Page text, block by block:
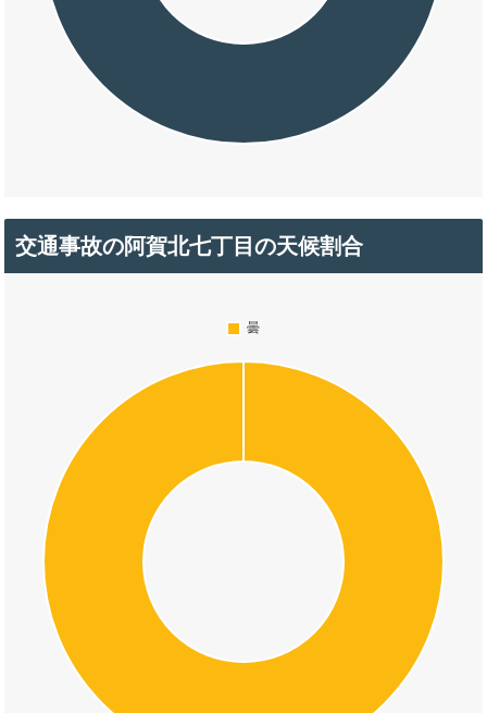
交通事故の阿賀北七丁目の天候割合